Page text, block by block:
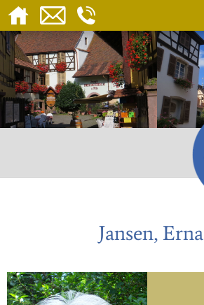
Jansen, Erna